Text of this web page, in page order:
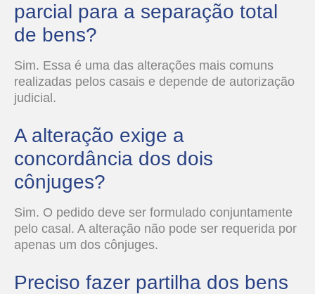
parcial para a separação total
de bens?
Sim. Essa é uma das alterações mais comuns
realizadas pelos casais e depende de autorização
judicial.
A alteração exige a
concordância dos dois
cônjuges?
Sim. O pedido deve ser formulado conjuntamente
pelo casal. A alteração não pode ser requerida por
apenas um dos cônjuges.
Preciso fazer partilha dos bens